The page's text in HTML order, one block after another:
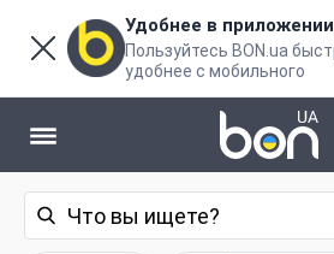
Удобнее в приложении
Пользуйтесь BON.ua
удобнее с мобильного